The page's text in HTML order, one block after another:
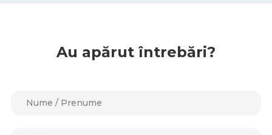
Au apărut întrebări?